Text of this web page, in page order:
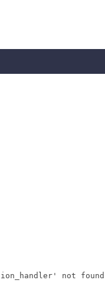
not found